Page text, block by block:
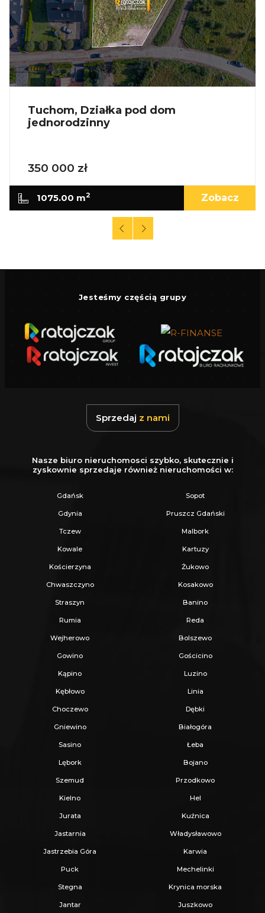
Tuchom, Działka pod dom
jednorodzinny
350 000 zł
1075.00 m2 Zobacz
Jesteśmy częścią grupy
Sprzedaj z nami
Nasze biuro nieruchomosci szybko, skutecznie i
zyskownie sprzedaje również nieruchomości w:
Gdańsk Sopot
Gdynia Pruszcz Gdański
Tczew Malbork
Kowale Kartuzy
Kościerzyna Żukowo
Chwaszczyno Kosakowo
Straszyn Banino
Rumia Reda
Wejherowo Bolszewo
Gowino Gościcino
Kąpino Luzino
Kębłowo Linia
Choczewo Dębki
Gniewino Białogóra
Sasino Łeba
Lębork Bojano
Szemud Przodkowo
Kielno Hel
Jurata Kuźnica
Jastarnia Władysławowo
Jastrzebia Góra Karwia
Puck Mechelinki
Stegna Krynica morska
Jantar Juszkowo